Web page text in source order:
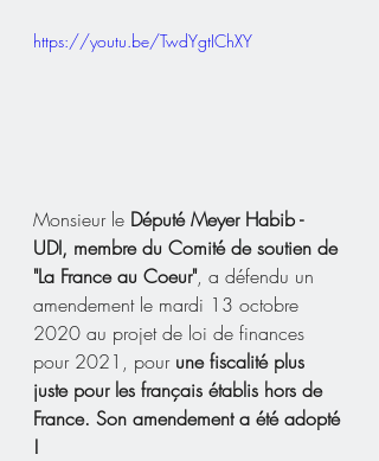
https://youtu.be/TwdYgtIChXY
Monsieur le Député Meyer Habib -
UDI, membre du Comité de soutien de
"La France au Coeur", a défendu un
amendement le mardi 13 octobre
2020 au projet de loi de finances
pour 2021, pour une fiscalité plus
juste pour les français établis hors de
France. Son amendement a été adopté
!